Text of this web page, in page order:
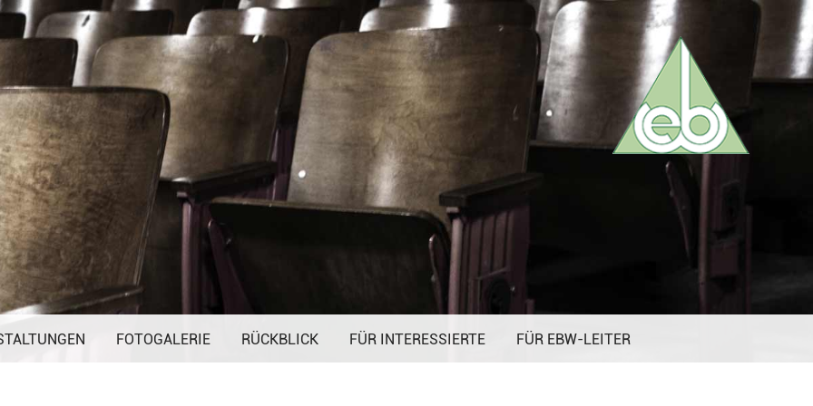
überspringen
FOTOGALERIE RÜCKBLICK FÜR INTERESSIERTE FÜR EBW-LEITER